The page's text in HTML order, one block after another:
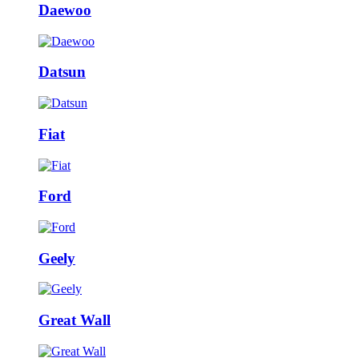
Daewoo
Datsun
Fiat
Ford
Geely
Great Wall